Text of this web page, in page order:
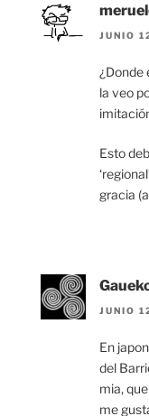
JUNIO
¿Donde
la veo
Esto
gracia
JUNIO
En
del
mia,
me